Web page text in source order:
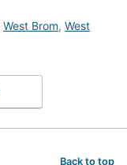
West Brom, West
Back to top